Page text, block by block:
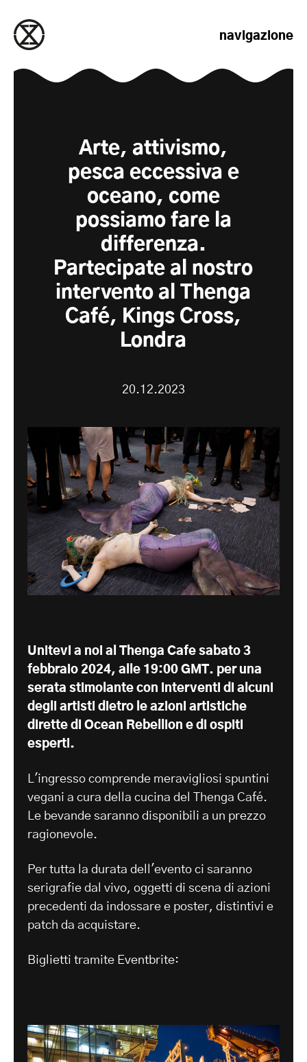
navigazione
Arte, attivismo,
pesca eccessiva e
oceano, come
possiamo fare la
differenza.
Partecipate al nostro
intervento al Thenga
Café, Kings Cross,
Londra
20.12.2023
Unitevi a noi al Thenga Cafe sabato 3
febbraio 2024, alle 19:00 GMT. per una
serata stimolante con interventi di alcuni
degli artisti dietro le azioni artistiche
dirette di Ocean Rebellion e di ospiti
esperti.
L'ingresso comprende meravigliosi spuntini
vegani a cura della cucina del Thenga Café.
Le bevande saranno disponibili a un prezzo
ragionevole.
Per tutta la durata dell'evento ci saranno
serigrafie dal vivo, oggetti di scena di azioni
precedenti da indossare e poster, distintivi e
patch da acquistare.
Biglietti tramite Eventbrite: